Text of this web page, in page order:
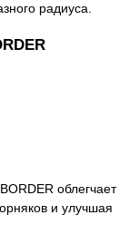
радиуса.
облегчает
и улучшая